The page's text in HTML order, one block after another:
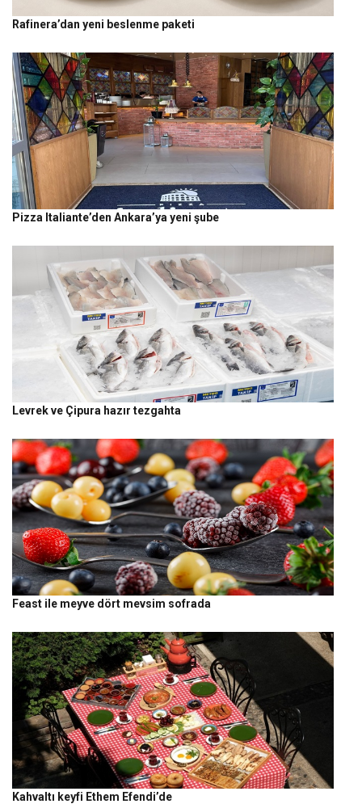
Rafinera’dan yeni beslenme paketi
Pizza Italiante’den Ankara’ya yeni şube
Levrek ve Çipura hazır tezgahta
Feast ile meyve dört mevsim sofrada
Kahvaltı keyfi Ethem Efendi’de